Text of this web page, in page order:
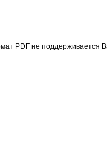
PDF не поддерживается